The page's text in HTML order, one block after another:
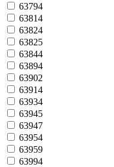
63794
63814
63824
63825
63844
63894
63902
63914
63934
63945
63947
63954
63959
63994